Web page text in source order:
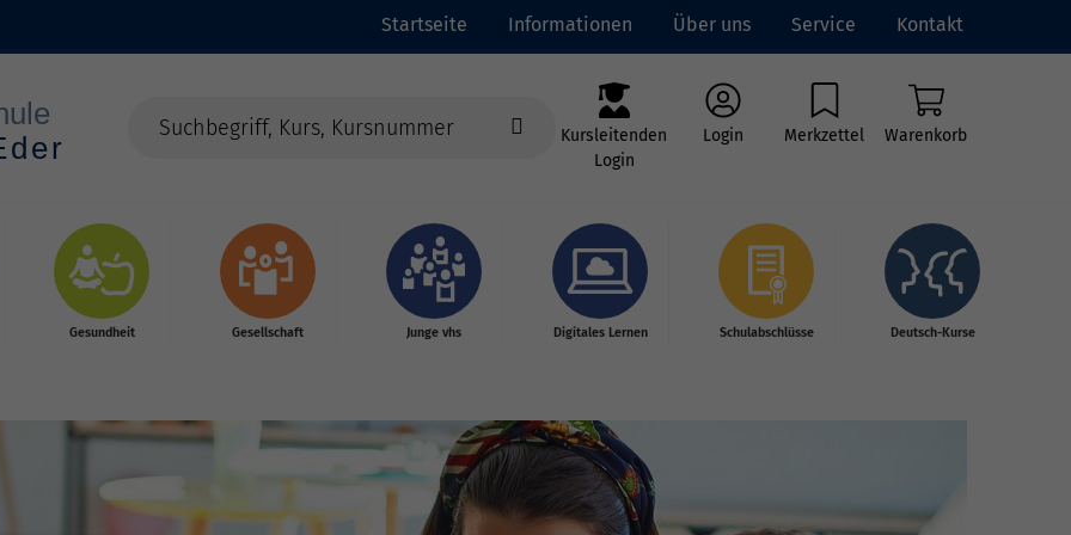
Startseite Informationen Über uns Service Kontakt
Kursleitenden
Login
Login Merkzettel Warenkorb
Gesundheit Gesellschaft Junge vhs Digitales Lernen Schulabschlüsse Deutsch-Kurse